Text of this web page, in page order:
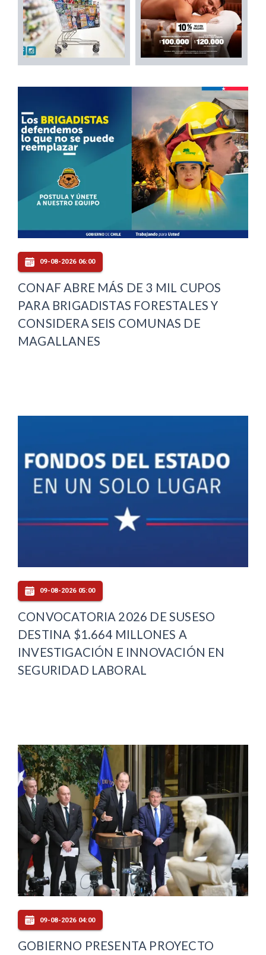
09-08-2026 06:00
CONAF ABRE MÁS DE 3 MIL CUPOS
PARA BRIGADISTAS FORESTALES Y
CONSIDERA SEIS COMUNAS DE
MAGALLANES
09-08-2026 05:00
CONVOCATORIA 2026 DE SUSESO
DESTINA $1.664 MILLONES A
INVESTIGACIÓN E INNOVACIÓN EN
SEGURIDAD LABORAL
09-08-2026 04:00
GOBIERNO PRESENTA PROYECTO